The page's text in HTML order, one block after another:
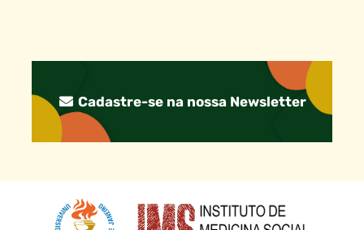
Cadastre-se na nossa Newsletter